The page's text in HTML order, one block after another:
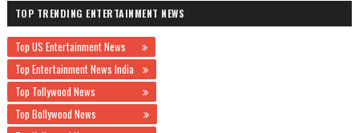
TOP TRENDING ENTERTAINMENT NEWS
Top US Entertainment News
Top Entertainment News India
Top Tollywood News
Top Bollywood News